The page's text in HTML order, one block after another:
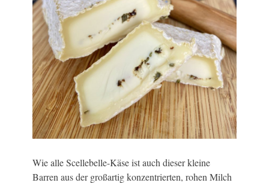
Wie alle Scellebelle-Käse ist auch dieser kleine
Barren aus der großartig konzentrierten, rohen Milch